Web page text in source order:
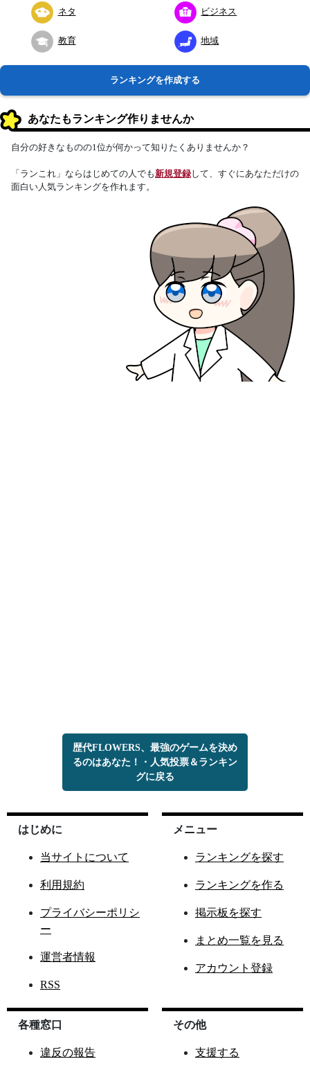
ネタ ビジネス
教育 地域
ランキングを作成する
あなたもランキング作りませんか
自分の好きなものの1位が何かって知りたくありませんか？
「ランこれ」ならはじめての人でも新規登録して、すぐにあなただけの
面白い人気ランキングを作れます。
歴代FLOWERS、最強のゲームを決め
るのはあなた！・人気投票＆ランキン
グに戻る
はじめに
当サイトについて
利用規約
プライバシーポリシ
ー
運営者情報
RSS
メニュー
ランキングを探す
ランキングを作る
掲示板を探す
まとめ一覧を見る
アカウント登録
各種窓口
違反の報告
その他
支援する